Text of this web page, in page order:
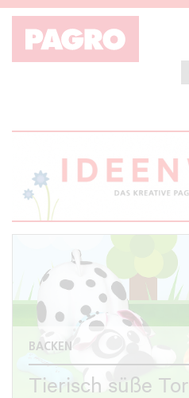
BACKEN
Tierisch süße